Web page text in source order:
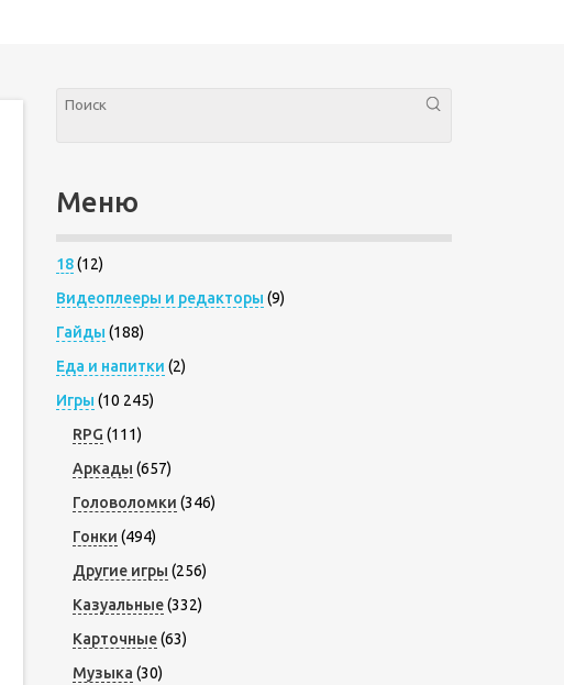
Меню
18(12)
Видеоплееры и редакторы (9)
Гайды (188)
Еда и напитки (2)
Игры (10 245)
RPG (111)
Аркады (657)
Головоломки (346)
Гонки (494)
Другие игры (256)
Казуальные(332)
Карточные(63)
Музыка (30)